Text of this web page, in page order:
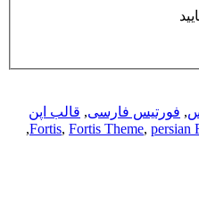
فورتیس فارسی,قالب اپن
Fortis,Fortis Theme,
,